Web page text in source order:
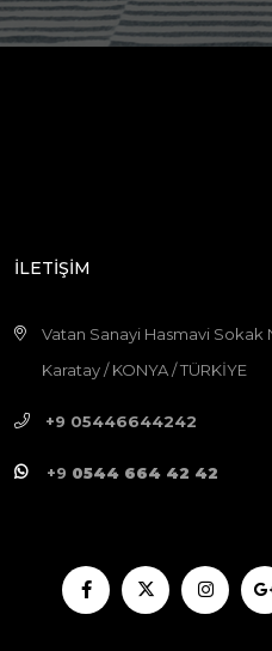
İLETİŞİM
Vatan Sanayi Hasmavi Sokak
Karatay / KONYA / TÜRKİYE
+9 05446644242
+9 0544 664 42 42